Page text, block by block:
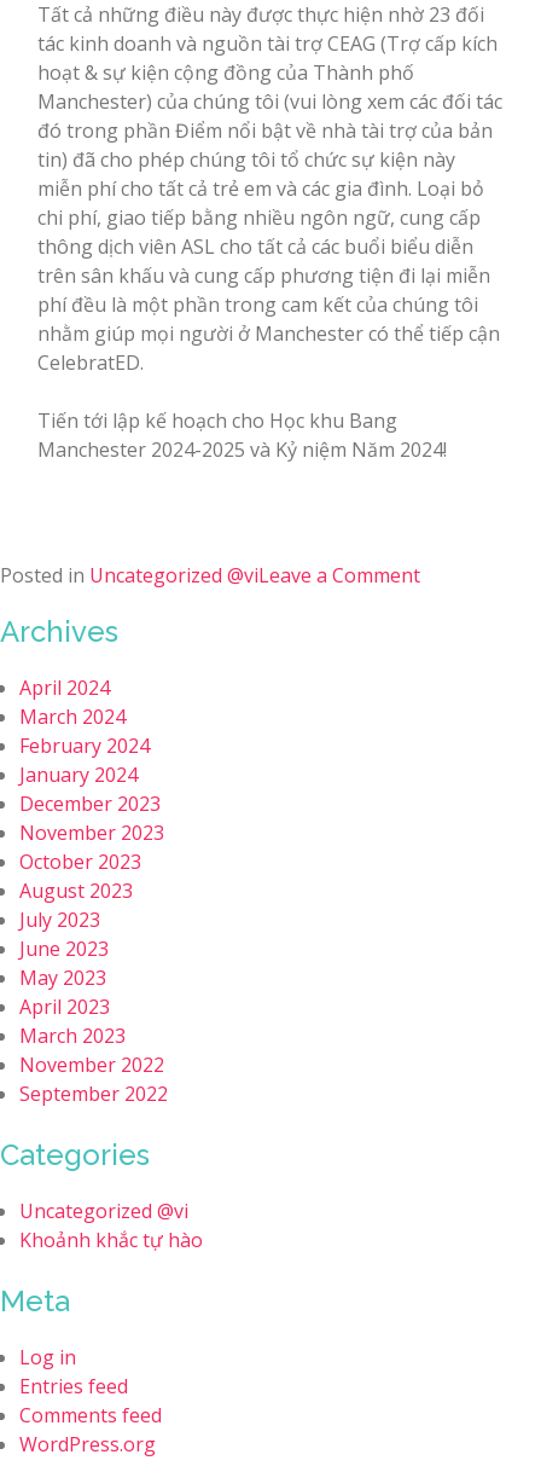
Tất cả những điều này được thực hiện nhờ 23 đối
tác kinh doanh và nguồn tài trợ CEAG (Trợ cấp kích
hoạt & sự kiện cộng đồng của Thành phố
Manchester) của chúng tôi (vui lòng xem các đối tác
đó trong phần Điểm nổi bật về nhà tài trợ của bản
tin) đã cho phép chúng tôi tổ chức sự kiện này
miễn phí cho tất cả trẻ em và các gia đình. Loại bỏ
chi phí, giao tiếp bằng nhiều ngôn ngữ, cung cấp
thông dịch viên ASL cho tất cả các buổi biểu diễn
trên sân khấu và cung cấp phương tiện đi lại miễn
phí đều là một phần trong cam kết của chúng tôi
nhằm giúp mọi người ở Manchester có thể tiếp cận
CelebratED.
Tiến tới lập kế hoạch cho Học khu Bang
Manchester 2024-2025 và Kỷ niệm Năm 2024!
Posted in Uncategorized @viLeave a Comment
Archives
April 2024
March 2024
February 2024
January 2024
December 2023
November 2023
October 2023
August 2023
July 2023
June 2023
May 2023
April 2023
March 2023
November 2022
September 2022
Categories
Uncategorized @vi
Khoảnh khắc tự hào
Meta
Log in
Entries feed
Comments feed
WordPress.org